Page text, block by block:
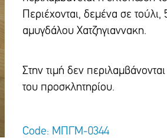
Περιέχονται, δεμένα σε
αμυγδάλου Χατζηγιαννακη.
Στην τιμή δεν
του προσκλητηρίου.
Code: ΜΠΓΜ-0344